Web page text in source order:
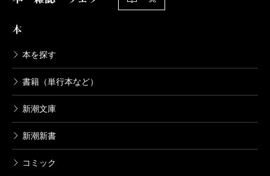
本
本を探す
書籍（単行本など）
新潮文庫
新潮新書
コミック